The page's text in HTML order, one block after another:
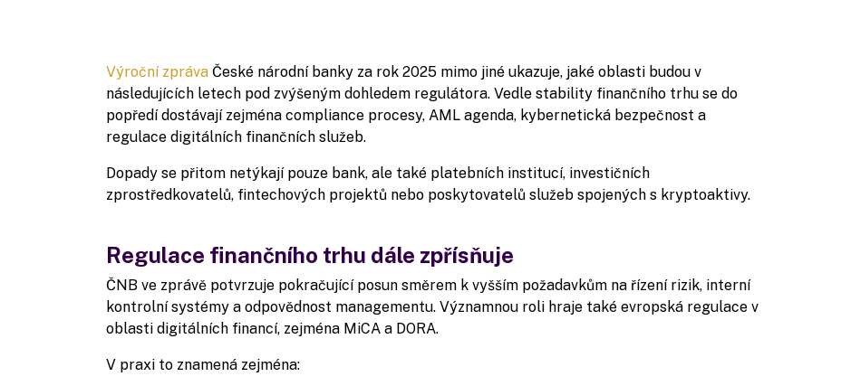
Výroční zpráva České národní banky za rok 2025 mimo jiné ukazuje, jaké oblasti budou v
následujících letech pod zvýšeným dohledem regulátora. Vedle stability finančního trhu se do
popředí dostávají zejména compliance procesy, AML agenda, kybernetická bezpečnost a
regulace digitálních finančních služeb.
Dopady se přitom netýkají pouze bank, ale také platebních institucí, investičních
zprostředkovatelů, fintechových projektů nebo poskytovatelů služeb spojených s kryptoaktivy.
Regulace finančního trhu dále zpřísňuje
ČNB ve zprávě potvrzuje pokračující posun směrem k vyšším požadavkům na řízení rizik, interní
kontrolní systémy a odpovědnost managementu. Významnou roli hraje také evropská regulace v
oblasti digitálních financí, zejména MiCA a DORA.
V praxi to znamená zejména: